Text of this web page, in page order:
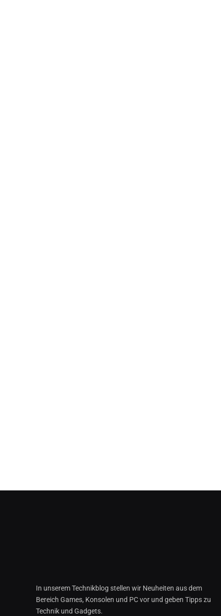
In unserem Technikblog stellen wir Neuheiten aus dem
Bereich Games, Konsolen und PC vor und geben Tipps zu
Technik und Gadgets.